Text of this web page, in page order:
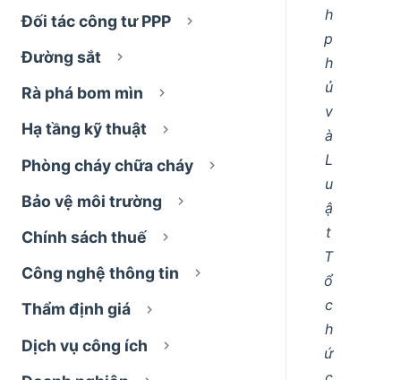
Đối tác công tư PPP
Đường sắt
Rà phá bom mìn
Hạ tầng kỹ thuật
Phòng cháy chữa cháy
Bảo vệ môi trường
Chính sách thuế
Công nghệ thông tin
Thẩm định giá
Dịch vụ công ích
h
p
h
ủ
v
à
L
u
ậ
t
T
ổ
c
h
ứ